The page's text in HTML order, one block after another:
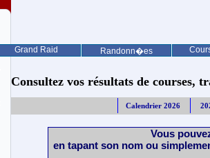
Grand Raid Randonn�es
Consultez vos résultats de courses,
Calendrier 2026
Vous
en tapant son nom ou